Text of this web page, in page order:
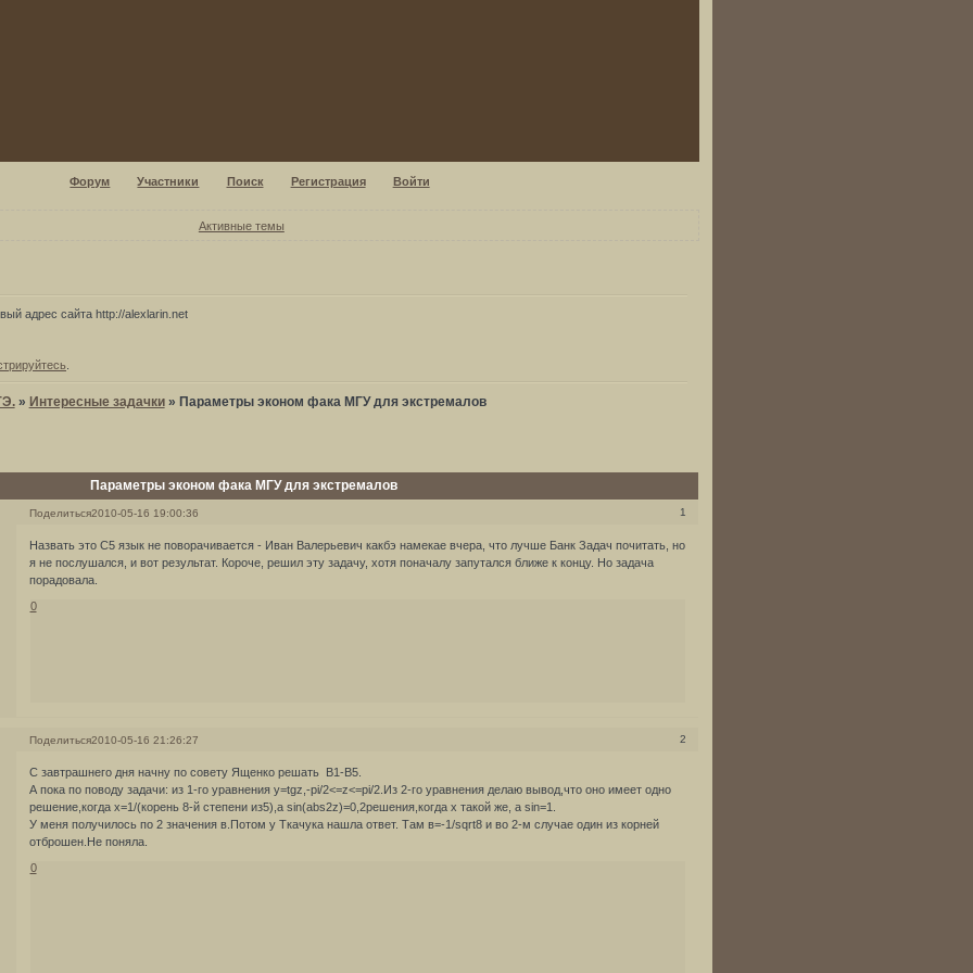
Форум Участники Поиск Регистрация Войти
Активные темы
адрес сайта http://alexlarin.net
» Интересные задачки » Параметры эконом фака МГУ для экстремалов
Параметры эконом фака МГУ для экстремалов
Поделиться 1
2010-05-16 19:00:36
Назвать это С5 язык не поворачивается - Иван Валерьевич какбэ намекае вчера, что лучше Банк Задач почитать, но
я не послушался, и вот результат. Короче, решил эту задачу, хотя поначалу запутался ближе к концу. Но задача
порадовала.
0
Поделиться 2
2010-05-16 21:26:27
С завтрашнего дня начну по совету Ященко решать В1-В5.
А пока по поводу задачи: из 1-го уравнения y=tgz,-pi/2<=z<=pi/2.Из 2-го уравнения делаю вывод,что оно имеет одно
решение,когда x=1/(корень 8-й степени из5),а sin(abs2z)=0,2решения,когда х такой же, а sin=1.
У меня получилось по 2 значения в.Потом у Ткачука нашла ответ. Там в=-1/sqrt8 и во 2-м случае один из корней
отброшен.Не поняла.
0